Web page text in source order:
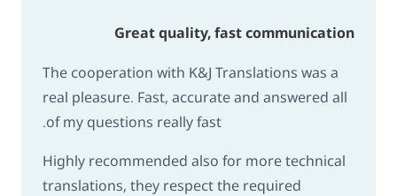
Great quality, fast communication
The cooperation with K&J Translations was a
real pleasure. Fast, accurate and answered all
of my questions really fast.
Highly recommended also for more technical
translations, they respect the required